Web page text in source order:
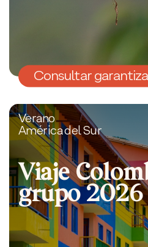
Consultar
Verano
América del Sur
Viaje
grupo 2026